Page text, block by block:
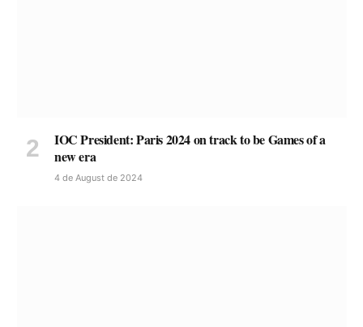
IOC President: Paris 2024 on track to be Games of a
new era
4 de August de 2024